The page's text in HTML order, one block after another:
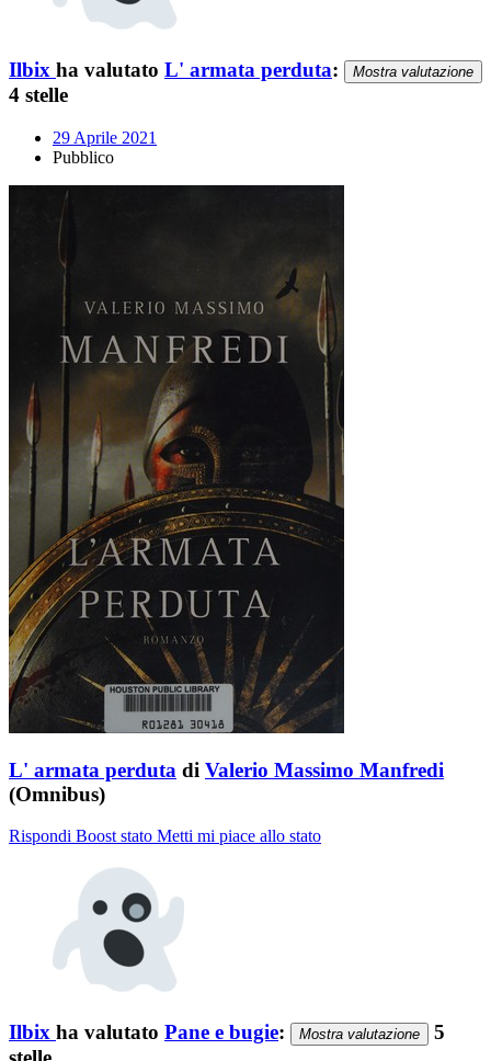
Ilbix ha valutato L' armata perduta: Mostra valutazione
4 stelle
29 Aprile 2021
Pubblico
L' armata perduta di Valerio Massimo Manfredi
(Omnibus)
Rispondi Boost stato Metti mi piace allo stato
Ilbix ha valutato Pane e bugie: Mostra valutazione
5